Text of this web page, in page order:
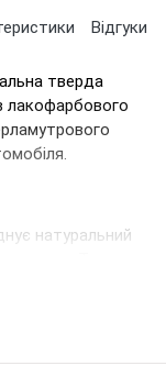
Відгуки
тверда
лакофарбового
натуральний
фарби,